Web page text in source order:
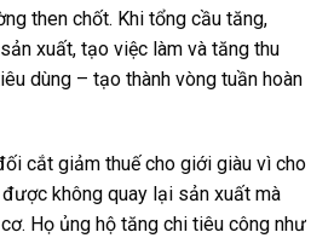
then chốt. Khi tổng cầu tăng,
xuất, tạo việc làm và tăng thu
dùng – tạo thành vòng tuần hoàn
cắt giảm thuế cho giới giàu vì cho
không quay lại sản xuất mà
Họ ủng hộ tăng chi tiêu công như